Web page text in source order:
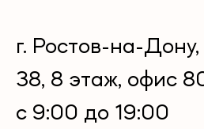
г. Ростов-на-
38, 8 этаж, офис
с 9:00 до 19:00